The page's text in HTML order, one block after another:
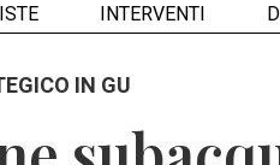
INTERVENTI
IN GU